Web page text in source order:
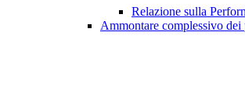
Relazione sulla
Ammontare complessivo dei